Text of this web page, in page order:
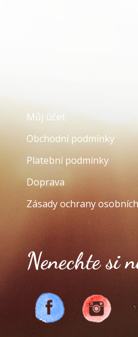
Můj účet
Obchodní podmínky
Platební podmínky
Doprava
Zásady ochrany
Nenechte si